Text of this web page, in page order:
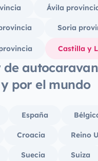
Ávila
Soria
Castilla y
por el mundo
España
Croacia Reino
Suecia Suiza